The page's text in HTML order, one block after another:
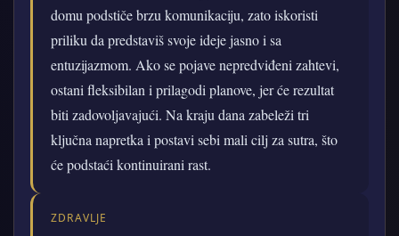
domu podstiče brzu komunikaciju, zato iskoristi
priliku da predstaviš svoje ideje jasno i sa
entuzijazmom. Ako se pojave nepredviđeni zahtevi,
ostani fleksibilan i prilagodi planove, jer će rezultat
biti zadovoljavajući. Na kraju dana zabeleži tri
ključna napretka i postavi sebi mali cilj za sutra, što
će podstaći kontinuirani rast.
ZDRAVLJE